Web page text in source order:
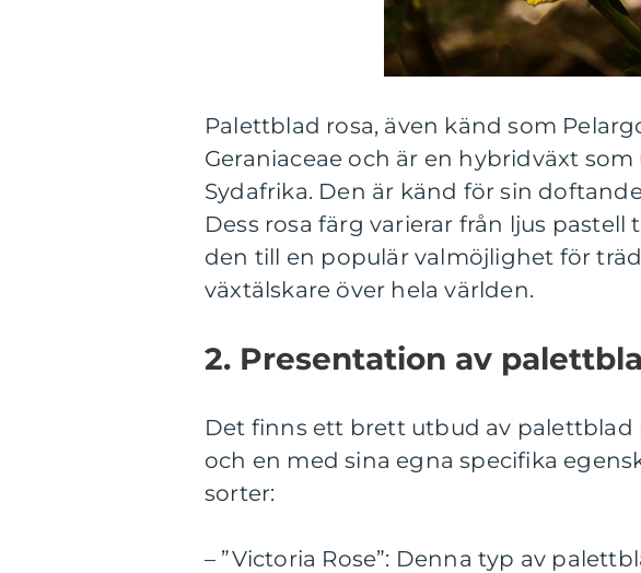
Palettblad rosa, även känd som
Geraniaceae och är en hybridväxt
Sydafrika. Den är känd för sin
Dess rosa färg varierar från ljus
den till en populär valmöjlighet för
växtälskare över hela världen.
2. Presentation av
Det finns ett brett utbud av palettblad
och en med sina egna specifika
sorter:
– ”Victoria Rose”: Denna typ av